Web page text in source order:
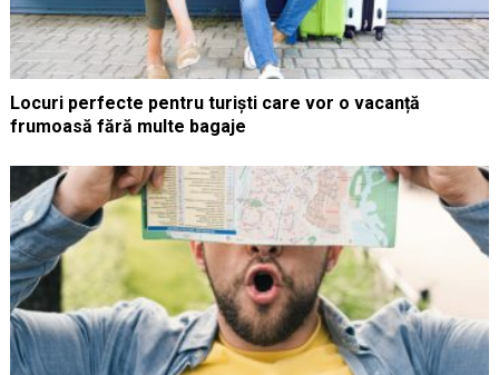
Locuri perfecte pentru turiști care vor o vacanță
frumoasă fără multe bagaje